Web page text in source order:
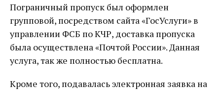
Пограничный пропуск был оформлен
групповой, посредством сайта «ГосУслуги» в
управлении ФСБ по КЧР, доставка пропуска
была осуществлена «Почтой России». Данная
услуга, так же полностью бесплатна.
Кроме того, подавалась электронная заявка на